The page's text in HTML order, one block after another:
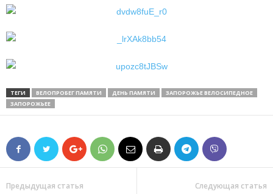
ТЕГИ ВЕЛОПРОБЕГ ПАМЯТИ ДЕНЬ ПАМЯТИ
ЗАПОРОЖЬЕ ВЕЛОСИПЕДНОЕ
ЗАПОРОЖЬЕЕ
Предыдущая статья Следующая статья